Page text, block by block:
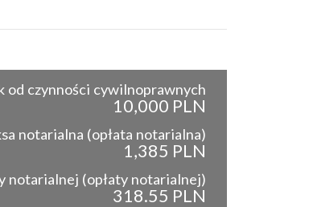
od czynności cywilnoprawnych
10,000 PLN
notarialna (opłata notarialna)
1,385 PLN
notarialnej (opłaty notarialnej)
318.55 PLN